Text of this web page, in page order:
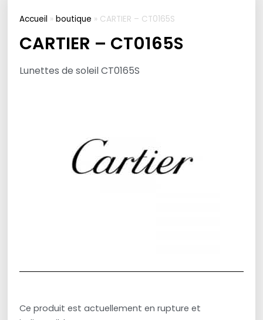
Accueil »boutique » CARTIER – CT0165S
CARTIER – CT0165S
Lunettes de soleil CT0165S
Ce produit est actuellement en rupture et